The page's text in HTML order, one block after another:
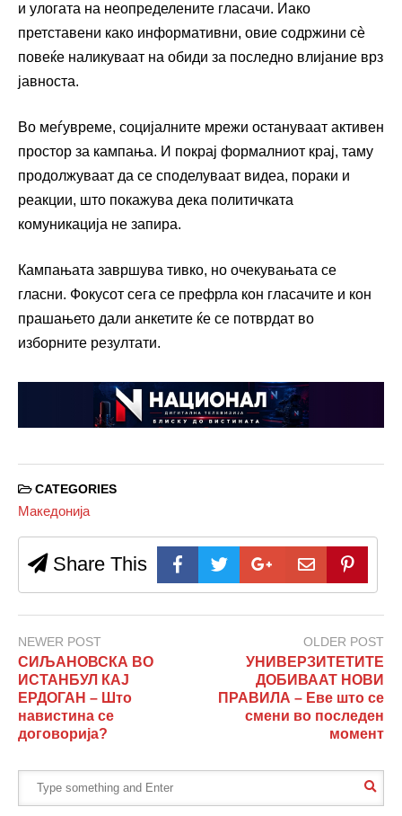
и улогата на неопределените гласачи. Иако
претставени како информативни, овие содржини сè
повеќе наликуваат на обиди за последно влијание врз
јавноста.
Во меѓувреме, социјалните мрежи остануваат активен
простор за кампања. И покрај формалниот крај, таму
продолжуваат да се споделуваат видеа, пораки и
реакции, што покажува дека политичката
комуникација не запира.
Кампањата завршува тивко, но очекувањата се
гласни. Фокусот сега се префрла кон гласачите и кон
прашањето дали анкетите ќе се потврдат во
изборните резултати.
CATEGORIES
Македонија
Share This
NEWER POST
СИЉАНОВСКА ВО
ИСТАНБУЛ КАЈ
ЕРДОГАН – Што
навистина се
договорија?
OLDER POST
УНИВЕРЗИТЕТИТЕ
ДОБИВААТ НОВИ
ПРАВИЛА – Еве што се
смени во последен
момент